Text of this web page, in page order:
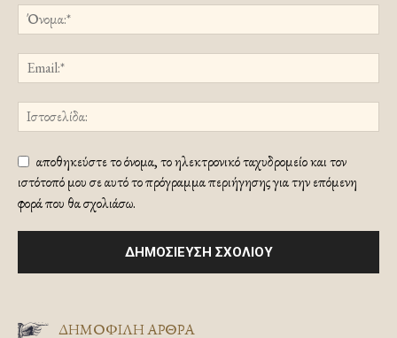
αποθηκεύστε το όνομα, το ηλεκτρονικό ταχυδρομείο και τον
ιστότοπό μου σε αυτό το πρόγραμμα περιήγησης για την επόμενη
φορά που θα σχολιάσω.
ΔΗΜΟΦΙΛΗ ΑΡΘΡΑ